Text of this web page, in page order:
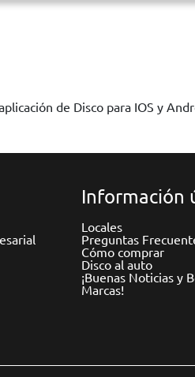
de Disco para IOS y
Información
Locales
Preguntas
Cómo comprar
Disco al auto
¡Buenas Noticias y
Marcas!